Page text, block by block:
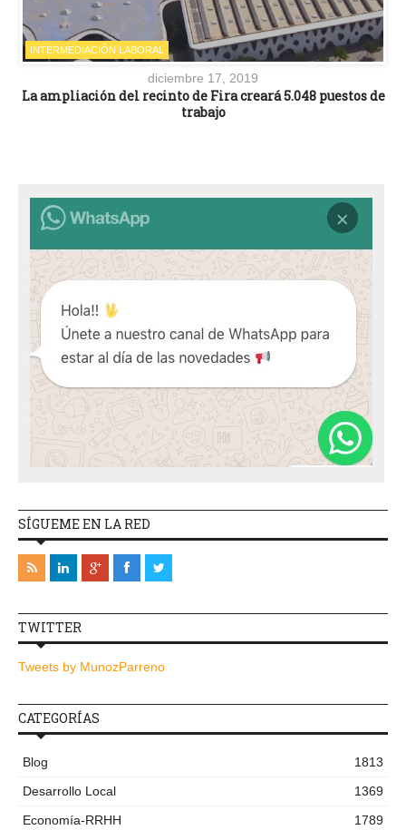
INTERMEDIACIÓN LABORAL
diciembre 17, 2019
La ampliación del recinto de Fira creará 5.048 puestos de
trabajo
SÍGUEME EN LA RED
TWITTER
Tweets by MunozParreno
CATEGORÍAS
Blog
1813
Desarrollo Local
1369
Economía-RRHH
1789